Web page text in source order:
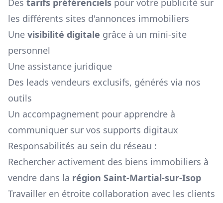
Des tarifs préférenciels pour votre publicité sur
les différents sites d'annonces immobiliers
Une visibilité digitale grâce à un mini-site
personnel
Une assistance juridique
Des leads vendeurs exclusifs, générés via nos
outils
Un accompagnement pour apprendre à
communiquer sur vos supports digitaux
Responsabilités au sein du réseau :
Rechercher activement des biens immobiliers à
vendre dans la région Saint-Martial-sur-Isop
Travailler en étroite collaboration avec les clients